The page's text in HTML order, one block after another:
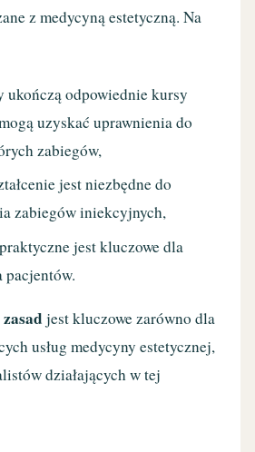
z medycyną estetyczną. Na
ukończą odpowiednie kursy
uzyskać uprawnienia do
zabiegów,
jest niezbędne do
zabiegów iniekcyjnych,
jest kluczowe dla
pacjentów.
jest kluczowe zarówno dla
usług medycyny estetycznej,
działających w tej